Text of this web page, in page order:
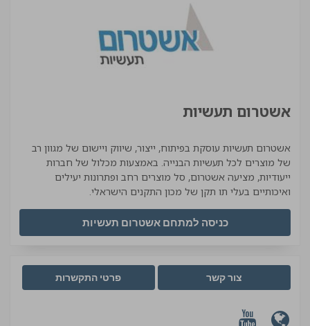
אשטרום תעשיות
אשטרום תעשיות עוסקת בפיתוח, ייצור, שיווק ויישום של מגוון רב
של מוצרים לכל תעשיות הבנייה. באמצעות מכלול של חברות
ייעודיות, מציעה אשטרום, סל מוצרים רחב ופתרונות יעילים
ואיכותיים בעלי תו תקן של מכון התקנים הישראלי.
כניסה למתחם אשטרום תעשיות
צור קשר פרטי התקשרות